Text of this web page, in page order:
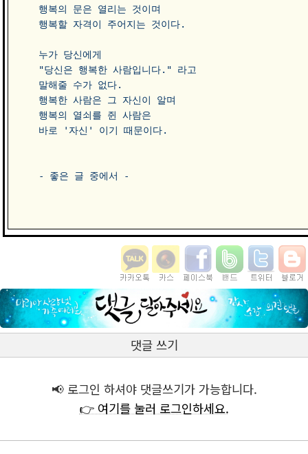
행복의 문은 열리는 것이며
행복할 자격이 주어지는 것이다.
누가 당신에게
"당신은 행복한 사람입니다." 라고
말해줄 수가 없다.
행복한 사람은 그 자신이 알며
행복의 열쇠를 쥔 사람은
바로 '자신' 이기 때문이다.
- 좋은 글 중에서 -
댓글 쓰기
📢 로그인 하셔야 댓글쓰기가 가능합니다.
👉 여기를 눌러 로그인하세요.